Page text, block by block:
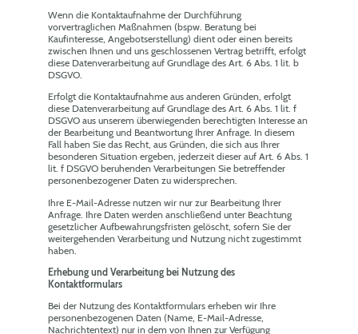
Wenn die Kontaktaufnahme der Durchführung
vorvertraglichen Maßnahmen (bspw. Beratung bei
Kaufinteresse, Angebotserstellung) dient oder einen bereits
zwischen Ihnen und uns geschlossenen Vertrag betrifft, erfolgt
diese Datenverarbeitung auf Grundlage des Art. 6 Abs. 1 lit. b
DSGVO.
Erfolgt die Kontaktaufnahme aus anderen Gründen, erfolgt
diese Datenverarbeitung auf Grundlage des Art. 6 Abs. 1 lit. f
DSGVO aus unserem überwiegenden berechtigten Interesse an
der Bearbeitung und Beantwortung Ihrer Anfrage. In diesem
Fall haben Sie das Recht, aus Gründen, die sich aus Ihrer
besonderen Situation ergeben, jederzeit dieser auf Art. 6 Abs. 1
lit. f DSGVO beruhenden Verarbeitungen Sie betreffender
personenbezogener Daten zu widersprechen.
Ihre E-Mail-Adresse nutzen wir nur zur Bearbeitung Ihrer
Anfrage. Ihre Daten werden anschließend unter Beachtung
gesetzlicher Aufbewahrungsfristen gelöscht, sofern Sie der
weitergehenden Verarbeitung und Nutzung nicht zugestimmt
haben.
Erhebung und Verarbeitung bei Nutzung des
Kontaktformulars
Bei der Nutzung des Kontaktformulars erheben wir Ihre
personenbezogenen Daten (Name, E-Mail-Adresse,
Nachrichtentext) nur in dem von Ihnen zur Verfügung